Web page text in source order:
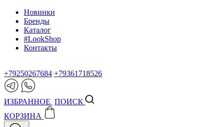
Новинки
Бренды
Каталог
#LookShop
Контакты
+79250267684 +79361718526
ИЗБРАННОЕ ПОИСК
КОРЗИНА